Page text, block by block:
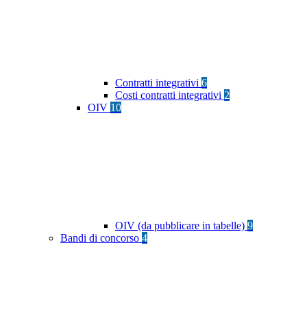
Contratti integrativi 6
Costi contratti integrativi 2
OIV 10
OIV (da pubblicare in tabelle) 9
Bandi di concorso 4